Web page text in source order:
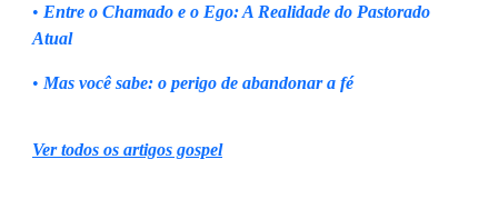
• Entre o Chamado e o Ego: A Realidade do Pastorado
Atual
• Mas você sabe: o perigo de abandonar a fé
Ver todos os artigos gospel